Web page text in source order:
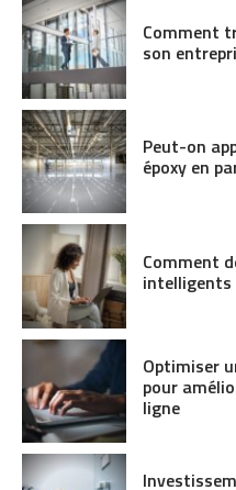
Comment
son
Peut-on
époxy en
Comment
intelligents
Optimiser
pour
ligne